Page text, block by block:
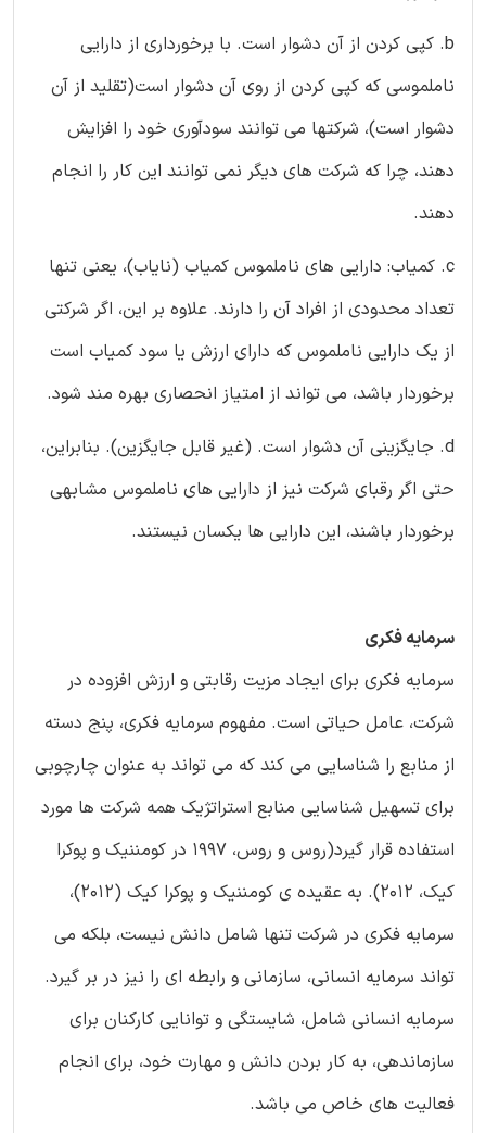
b. کپی کردن از آن دشوار است. با برخورداری از دارایی
ناملموسی که کپی کردن از روی آن دشوار است(تقلید از آن
دشوار است)، شرکتها می توانند سودآوری خود را افزایش
دهند، چرا که شرکت های دیگر نمی توانند این کار را انجام
دهند.
c. کمیاب: دارایی های ناملموس کمیاب (نایاب)، یعنی تنها
تعداد محدودی از افراد آن را دارند. علاوه بر این، اگر شرکتی
از یک دارایی ناملموس که دارای ارزش یا سود کمیاب است
برخوردار باشد، می تواند از امتیاز انحصاری بهره مند شود.
d. جایگزینی آن دشوار است. (غیر قابل جایگزین). بنابراین،
حتی اگر رقبای شرکت نیز از دارایی های ناملموس مشابهی
برخوردار باشند، این دارایی ها یکسان نیستند.
سرمایه فکری
سرمایه فکری برای ایجاد مزیت رقابتی و ارزش افزوده در
شرکت، عامل حیاتی است. مفهوم سرمایه فکری، پنج دسته
از منابع را شناسایی می کند که می تواند به عنوان چارچوبی
برای تسهیل شناسایی منابع استراتژیک همه شرکت ها مورد
استفاده قرار گیرد(روس و روس، 1997 در کومننیک و پوکرا
کیک، 2012). به عقیده ی کومننیک و پوکرا کیک (2012)،
سرمایه فکری در شرکت تنها شامل دانش نیست، بلکه می
تواند سرمایه انسانی، سازمانی و رابطه ای را نیز در بر گیرد.
سرمایه انسانی شامل، شایستگی و توانایی کارکنان برای
سازماندهی، به کار بردن دانش و مهارت خود، برای انجام
فعالیت های خاص می باشد.